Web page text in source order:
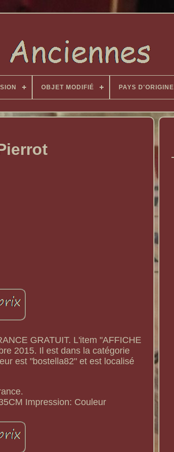
OBJET MODIFIÉ PAYS D'ORIGINE
GRATUIT. L'item "AFFICHE
2015. Il est dans la catégorie
est "bostella82" et est localisé
Impression: Couleur